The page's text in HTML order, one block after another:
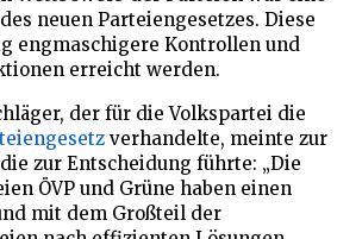
neuen Parteiengesetzes. Diese
engmaschigere Kontrollen und
erreicht werden.
der für die Volkspartei die
verhandelte, meinte zur
zur Entscheidung führte: „Die
ÖVP und Grüne haben einen
mit dem Großteil der